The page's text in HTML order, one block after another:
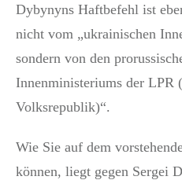
Dybynyns Haftbefehl ist
nicht vom „ukrainischen
sondern von den
Innenministeriums der LPR
Volksrepublik)“.
Wie Sie auf dem
können, liegt gegen Sergei